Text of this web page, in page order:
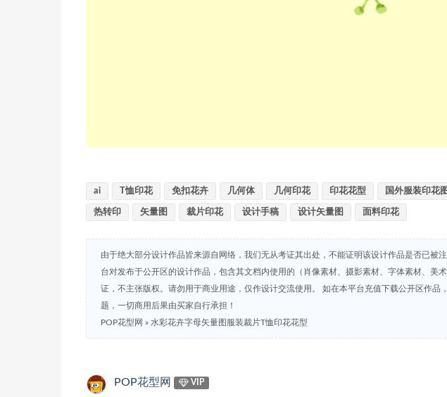
ai T恤印花 免扣花卉 几何体 几何印花 印花花型 国外服装印花
热转印 矢量图 裁片印花 设计手稿 设计矢量图 面料印花
由于绝大部分设计作品皆来源自网络，我们无从考证其出处，不能证明该设计作品是否已被
台对发布于公开区的设计作品，包含其文档内使用的（肖像素材、摄影素材、字体素材、美
证，不主张版权。请勿用于商业用途，仅作设计交流使用。 如在本平台充值下载公开区作品
题，一切商用后果由买家自行承担！
POP花型网 » 水彩花卉字母矢量图服装裁片T恤印花花型
POP花型网 VIP